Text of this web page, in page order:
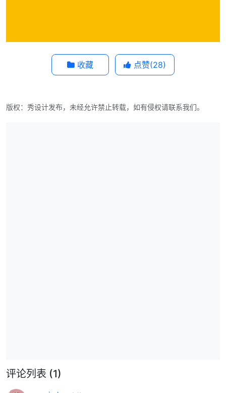
收藏 点赞(28)
版权：秀设计发布，未经允许禁止转载，如有侵权请联系我们。
评论列表 (1)